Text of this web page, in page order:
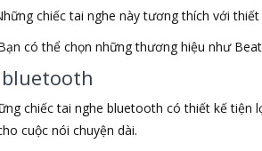
chiếc tai nghe này tương thích với
có thể chọn những thương hiệu như
chiếc tai nghe bluetooth có thiết kế
cuộc nói chuyện dài.